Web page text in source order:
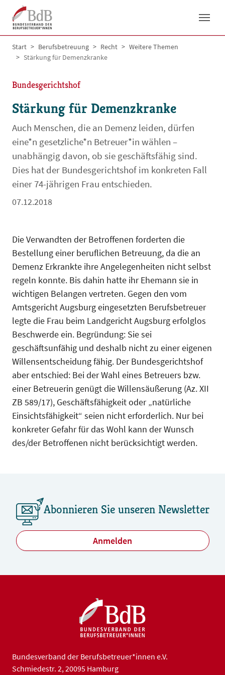
Skip to main navigation
Skip to main content
Skip to page footer
You are here:
Start Berufsbetreuung Recht
Weitere Themen
Stärkung für Demenzkranke
Bundesgerichtshof
Stärkung für Demenzkranke
Auch Menschen, die an Demenz leiden, dürfen
eine*n gesetzliche*n Betreuer*in wählen –
unabhängig davon, ob sie geschäftsfähig sind.
Dies hat der Bundesgerichtshof im konkreten Fall
einer 74-jährigen Frau entschieden.
07.12.2018
Die Verwandten der Betroffenen forderten die
Bestellung einer beruflichen Betreuung, da die an
Demenz Erkrankte ihre Angelegenheiten nicht selbst
regeln konnte. Bis dahin hatte ihr Ehemann sie in
wichtigen Belangen vertreten. Gegen den vom
Amtsgericht Augsburg eingesetzten Berufsbetreuer
legte die Frau beim Landgericht Augsburg erfolglos
Beschwerde ein. Begründung: Sie sei
geschäftsunfähig und deshalb nicht zu einer eigenen
Willensentscheidung fähig. Der Bundesgerichtshof
aber entschied: Bei der Wahl eines Betreuers bzw.
einer Betreuerin genügt die Willensäußerung (Az. XII
ZB 589/17), Geschäftsfähigkeit oder „natürliche
Einsichtsfähigkeit“ seien nicht erforderlich. Nur bei
konkreter Gefahr für das Wohl kann der Wunsch
des/der Betroffenen nicht berücksichtigt werden.
Abonnieren Sie unseren Newsletter
Anmelden
Bundesverband der Berufsbetreuer*innen e.V.
Schmiedestr. 2, 20095 Hamburg